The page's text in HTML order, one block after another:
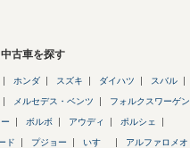
古車を探す
ホンダ スズキ ダイハツ スバル
メルセデス・ベンツ フォルクスワーゲン
ボルボ アウディ ポルシェ
ド プジョー いすゞ アルファロメオ